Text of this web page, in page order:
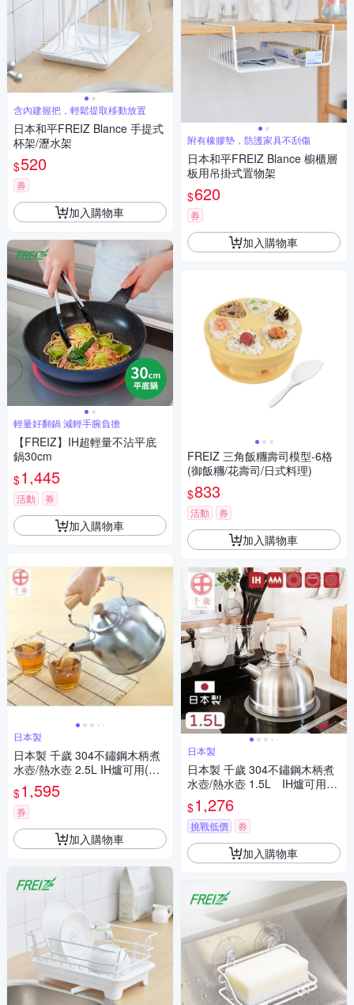
含內建握把，輕鬆提取移動放置
日本和平FREIZ Blance 手提式
杯架/瀝水架
$520
券
加入購物車
輕量好翻鍋 減輕手腕負擔
【FREIZ】IH超輕量不沾平底
鍋30cm
$1,445
活動 券
加入購物車
日本製
日本製 千歲 304不鏽鋼木柄煮
水壺/熱水壺 2.5L IH爐可用(桌
上壺 不挑爐具)
$1,595
券
加入購物車
附有橡膠墊，防護家具不刮傷
日本和平FREIZ Blance 櫥櫃層
板用吊掛式置物架
$620
券
加入購物車
FREIZ 三角飯糰壽司模型-6格
(御飯糰/花壽司/日式料理)
$833
活動 券
加入購物車
日本製
日本製 千歲 304不鏽鋼木柄煮
水壺/熱水壺 1.5L IH爐可用
(桌上壺 不挑爐具)
$1,276
挑戰低價 券
加入購物車